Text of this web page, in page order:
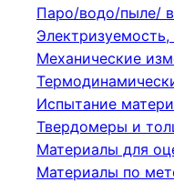
Паро/водо/пыле/
Механические
Испытание
Твердомеры и
Материалы для
Материалы по